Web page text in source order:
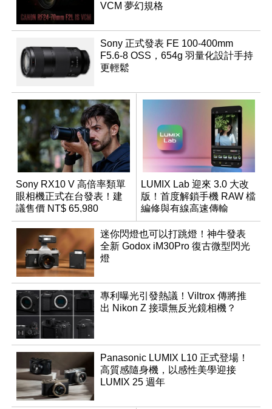
VCM 夢幻規格
Sony 正式發表 FE 100-400mm
F5.6-8 OSS，654g 羽量化設計手持
更輕鬆
Sony RX10 V 高倍率類單
眼相機正式在台發表！建
議售價 NT$ 65,980
LUMIX Lab 迎來 3.0 大改
版！首度解鎖手機 RAW 檔
編修與有線高速傳輸
迷你閃燈也可以打跳燈！神牛發表
全新 Godox iM30Pro 復古微型閃光
燈
專利曝光引發熱議！Viltrox 傳將推
出 Nikon Z 接環無反光鏡相機？
Panasonic LUMIX L10 正式登場！
高質感隨身機，以感性美學迎接
LUMIX 25 週年